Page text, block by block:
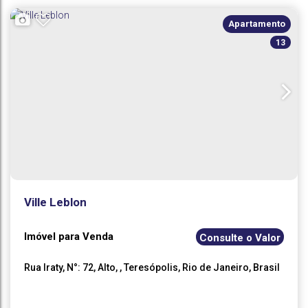
13
Apartamento
Ville Leblon
Consulte o Valor
Imóvel para Venda
Rua Iraty, N°: 72,Alto ,Teresópolis, Rio de Janeiro, Brasil